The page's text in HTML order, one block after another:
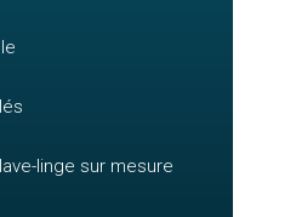
linge sur mesure